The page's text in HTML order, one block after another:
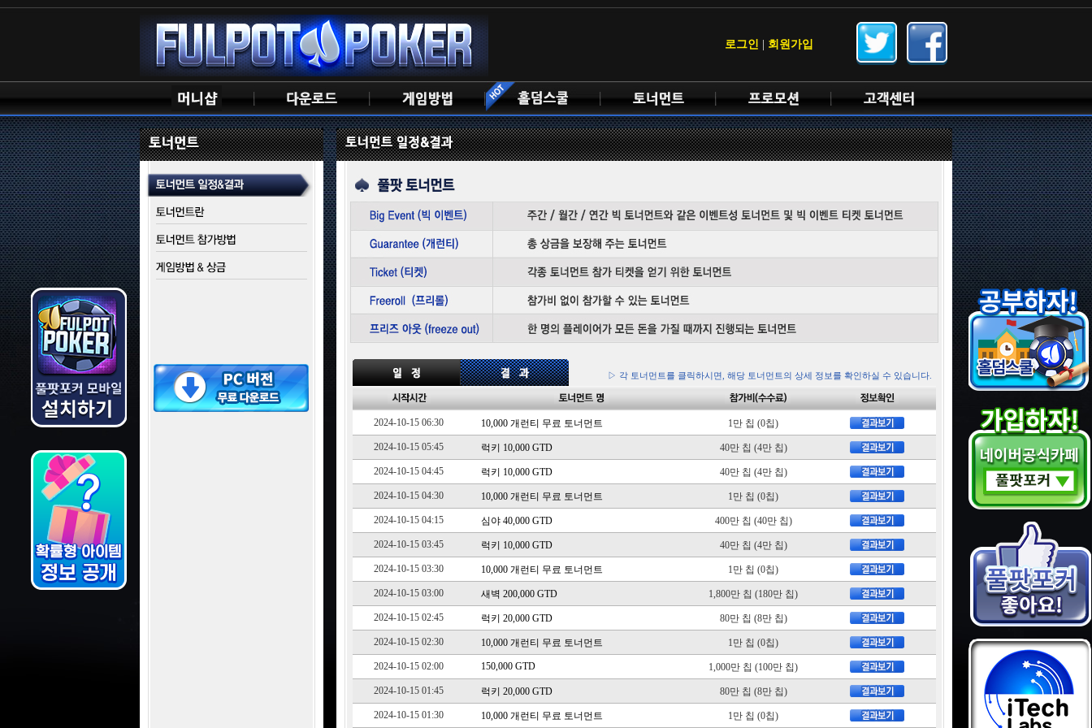
로그인 회원가입
▷ 각 토너먼트를 클릭하시면, 해당 토너먼트의 상세 정보를 확인하실 수 있습니다.
2024-10-15 06:30 10,000 개런티 무료 토너먼트 1만 칩 (0칩)
2024-10-15 05:45 럭키 10,000 GTD 40만 칩 (4만 칩)
2024-10-15 04:45 럭키 10,000 GTD 40만 칩 (4만 칩)
2024-10-15 04:30 10,000 개런티 무료 토너먼트 1만 칩 (0칩)
2024-10-15 04:15 심야 40,000 GTD 400만 칩 (40만 칩)
2024-10-15 03:45 럭키 10,000 GTD 40만 칩 (4만 칩)
2024-10-15 03:30 10,000 개런티 무료 토너먼트 1만 칩 (0칩)
2024-10-15 03:00 새벽 200,000 GTD 1,800만 칩 (180만 칩)
2024-10-15 02:45 럭키 20,000 GTD 80만 칩 (8만 칩)
2024-10-15 02:30 10,000 개런티 무료 토너먼트 1만 칩 (0칩)
2024-10-15 02:00 150,000 GTD 1,000만 칩 (100만 칩)
2024-10-15 01:45 럭키 20,000 GTD 80만 칩 (8만 칩)
2024-10-15 01:30 10,000 개런티 무료 토너먼트 1만 칩 (0칩)